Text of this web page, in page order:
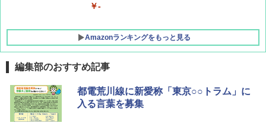
￥-
Amazonランキングをもっと見る
GRANDOOR ステンレス保冷剤 2個セット 2
026リニューアル 急速冷凍 空間倍増 衛生的
コンパクト 保冷力長持ち
編集部のおすすめ記事
都電荒川線に新愛称「東京○○トラム」に
入る言葉を募集